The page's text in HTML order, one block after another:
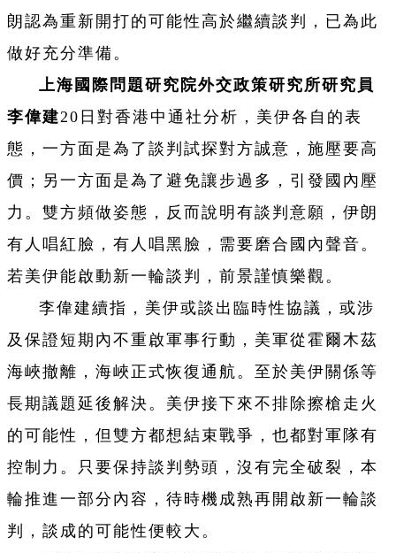
朗認為重新開打的可能性高於繼續談判，已為此
做好充分準備。
上海國際問題研究院外交政策研究所研究員
李偉建20日對香港中通社分析，美伊各自的表
態，一方面是為了談判試探對方誠意，施壓要高
價；另一方面是為了避免讓步過多，引發國內壓
力。雙方頻做姿態，反而說明有談判意願，伊朗
有人唱紅臉，有人唱黑臉，需要磨合國內聲音。
若美伊能啟動新一輪談判，前景謹慎樂觀。
李偉建續指，美伊或談出臨時性協議，或涉
及保證短期內不重啟軍事行動，美軍從霍爾木茲
海峽撤離，海峽正式恢復通航。至於美伊關係等
長期議題延後解決。美伊接下來不排除擦槍走火
的可能性，但雙方都想結束戰爭，也都對軍隊有
控制力。只要保持談判勢頭，沒有完全破裂，本
輪推進一部分內容，待時機成熟再開啟新一輪談
判，談成的可能性便較大。